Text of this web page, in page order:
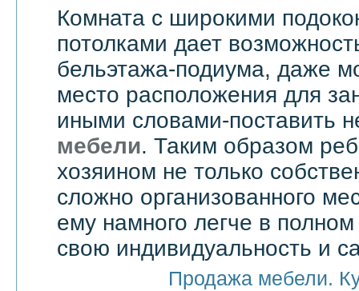
Комната с широкими
потолками дает
бельэтажа-подиума, даже
место расположения для
иными словами-поставить
мебели. Таким образом
хозяином не только
сложно организованного
ему намного легче в
свою индивидуальность и
Продажа мебели.